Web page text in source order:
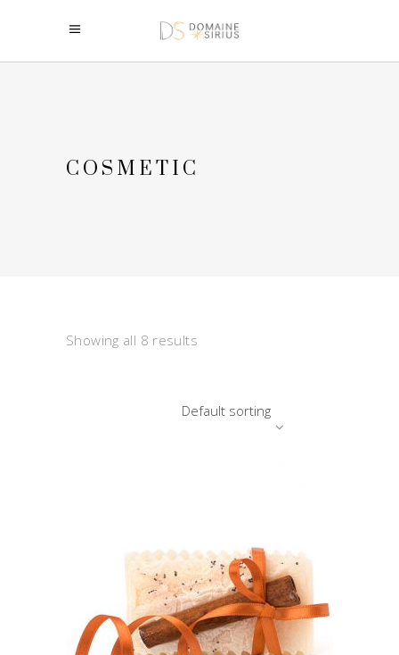
COSMETIC
Showing all 8 results
Default sorting